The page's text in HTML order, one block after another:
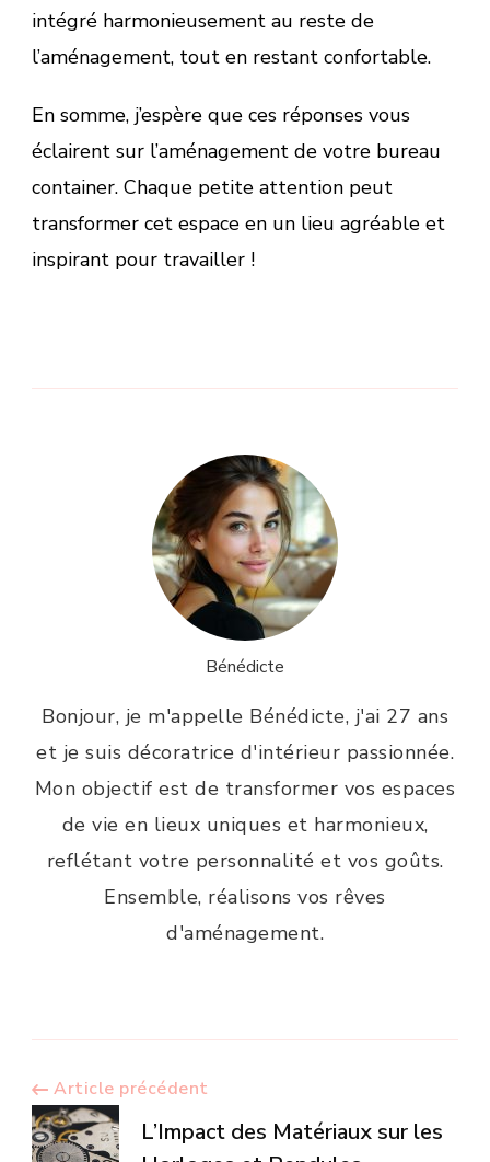
intégré harmonieusement au reste de
l’aménagement, tout en restant confortable.
En somme, j’espère que ces réponses vous
éclairent sur l’aménagement de votre bureau
container. Chaque petite attention peut
transformer cet espace en un lieu agréable et
inspirant pour travailler !
Bénédicte
Bonjour, je m'appelle Bénédicte, j'ai 27 ans
et je suis décoratrice d'intérieur passionnée.
Mon objectif est de transformer vos espaces
de vie en lieux uniques et harmonieux,
reflétant votre personnalité et vos goûts.
Ensemble, réalisons vos rêves
d'aménagement.
Navigation
Article précédent
L’Impact des Matériaux sur les